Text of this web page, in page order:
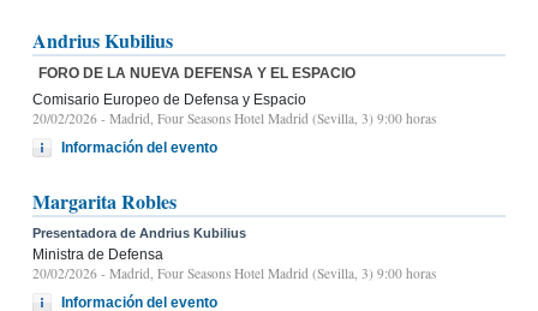
Andrius Kubilius
FORO DE LA NUEVA DEFENSA Y EL ESPACIO
Comisario Europeo de Defensa y Espacio
20/02/2026 - Madrid, Four Seasons Hotel Madrid (Sevilla, 3) 9:00 horas
Información del evento
Margarita Robles
Presentadora de Andrius Kubilius
Ministra de Defensa
20/02/2026 - Madrid, Four Seasons Hotel Madrid (Sevilla, 3) 9:00 horas
Información del evento